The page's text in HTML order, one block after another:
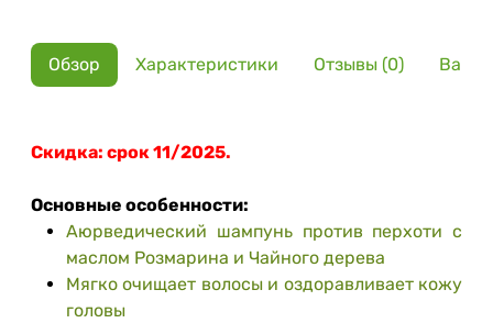
Обзор Характеристики Отзывы (0)
Скидка: срок 11/2025.
Основные особенности:
Аюрведический шампунь против перхоти с
маслом Розмарина и Чайного дерева
Мягко очищает волосы и оздоравливает кожу
головы